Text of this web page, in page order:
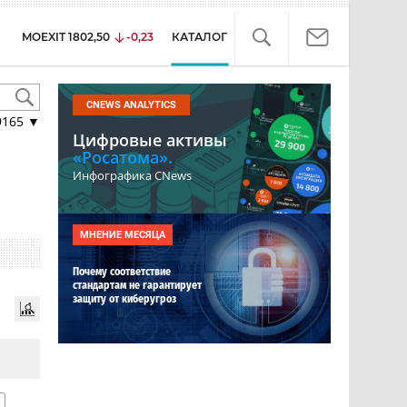
MOEXIT 1802,50 -0,23 КАТАЛОГ
▼
CNEWS ANALYTICS
Цифровые активы
«Росатома».
Инфографика CNews
МНЕНИЕ МЕСЯЦА
Почему соответствие
стандартам не гарантирует
защиту от киберугроз